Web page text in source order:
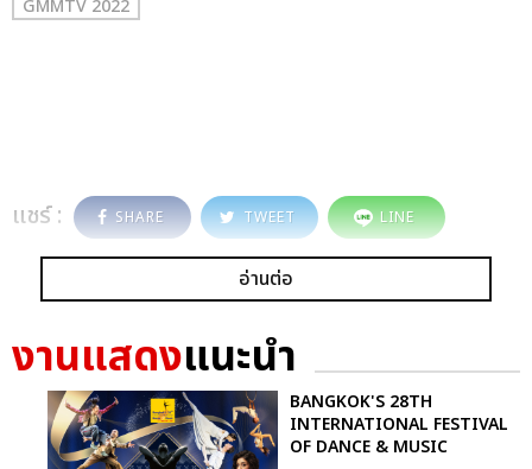
GMMTV 2022
แชร์ : SHARE TWEET LINE
อ่านต่อ
งานแสดงแนะนำ
BANGKOK'S 28TH
INTERNATIONAL FESTIVAL
OF DANCE & MUSIC